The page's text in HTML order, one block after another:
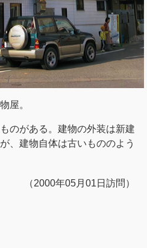
屋。
のがある。建物の外装は新建
、建物自体は古いもののよう
（2000年05月01日訪問）